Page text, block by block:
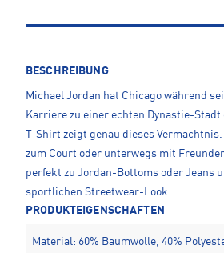
BESCHREIBUNG
Michael Jordan hat Chicago während
Karriere zu einer echten Dynastie-
T-Shirt zeigt genau dieses Vermächtnis.
zum Court oder unterwegs mit
perfekt zu Jordan-Bottoms oder Jeans
sportlichen Streetwear-Look.
PRODUKTEIGENSCHAFTEN
Material: 60% Baumwolle, 40%